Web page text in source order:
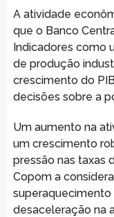
A atividade
que o Banco
Indicadores como
de produção
crescimento do
decisões sobre a
Um aumento na
um crescimento
pressão nas taxas
Copom a
superaquecimento
desaceleração na